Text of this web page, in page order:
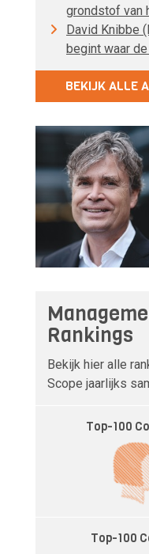
grondstof van
David Knibbe
begint waar
BEKIJK ALLE
Rankings
Bekijk hier alle
Scope jaarlijks
Top-100
Top-100